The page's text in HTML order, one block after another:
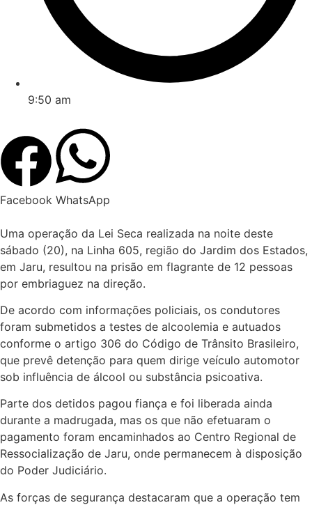
9:50 am
Facebook WhatsApp
Uma operação da Lei Seca realizada na noite deste
sábado (20), na Linha 605, região do Jardim dos Estados,
em Jaru, resultou na prisão em flagrante de 12 pessoas
por embriaguez na direção.
De acordo com informações policiais, os condutores
foram submetidos a testes de alcoolemia e autuados
conforme o artigo 306 do Código de Trânsito Brasileiro,
que prevê detenção para quem dirige veículo automotor
sob influência de álcool ou substância psicoativa.
Parte dos detidos pagou fiança e foi liberada ainda
durante a madrugada, mas os que não efetuaram o
pagamento foram encaminhados ao Centro Regional de
Ressocialização de Jaru, onde permanecem à disposição
do Poder Judiciário.
As forças de segurança destacaram que a operação tem